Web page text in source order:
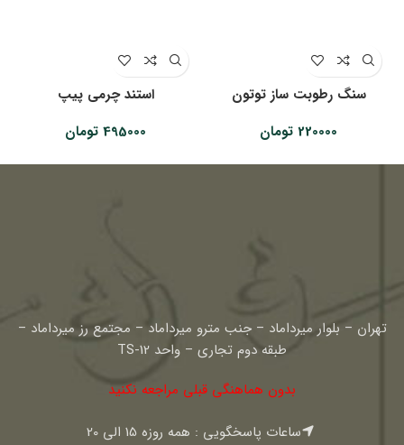
سنگ رطوبت ساز توتون
220000 تومان
استند چرمی پیپ
495000 تومان
تهران – بلوار میرداماد – جنب مترو میرداماد – مجتمع رز میرداماد –
طبقه دوم تجاری – واحد TS-12
بدون هماهنگی قبلی مراجعه نکنید
ساعات پاسخگویی : همه روزه 15 الی 20